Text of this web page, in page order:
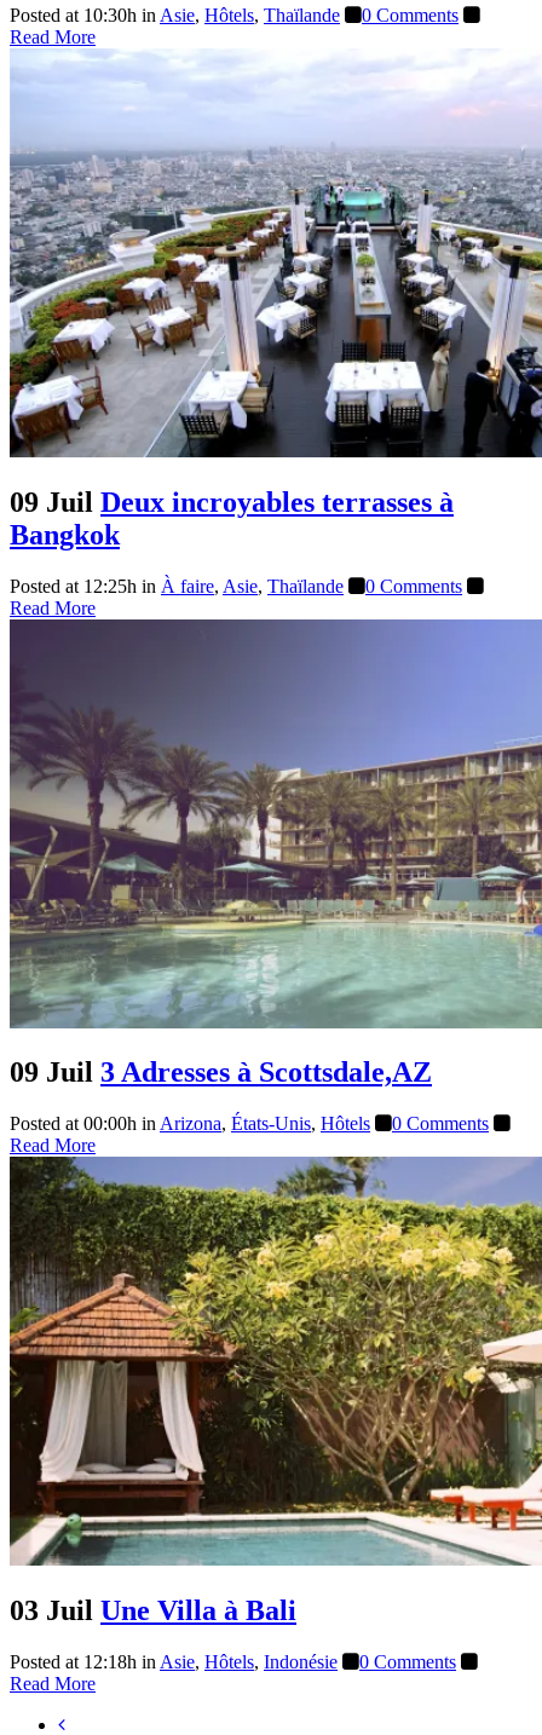
Posted at 10:30h in Asie, Hôtels, Thaïlande
0 Comments
Read More
09 Juil Deux incroyables terrasses à
Bangkok
Posted at 12:25h in À faire, Asie, Thaïlande
0 Comments
Read More
09 Juil 3 Adresses à Scottsdale,AZ
Posted at 00:00h in Arizona, États-Unis, Hôtels
0 Comments
Read More
03 Juil Une Villa à Bali
Posted at 12:18h in Asie, Hôtels, Indonésie
0 Comments
Read More